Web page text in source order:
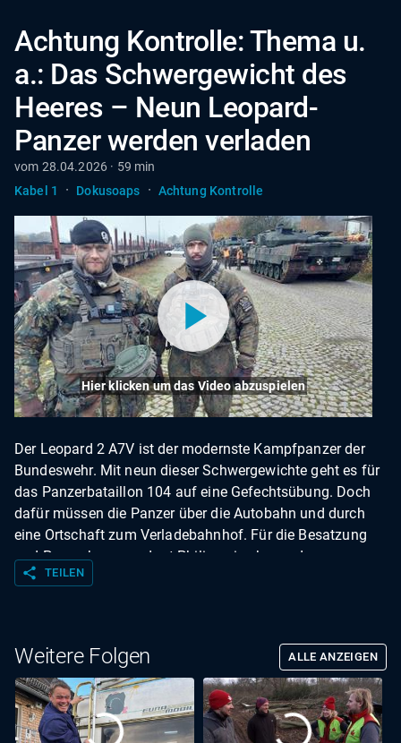
Achtung Kontrolle: Thema u.
a.: Das Schwergewicht des
Heeres – Neun Leopard-
Panzer werden verladen
vom 28.04.2026 · 59 min
Kabel 1
· Dokusoaps · Achtung Kontrolle
Hier klicken um das Video abzuspielen
Der Leopard 2 A7V ist der modernste Kampfpanzer der
Bundeswehr. Mit neun dieser Schwergewichte geht es für
das Panzerbataillon 104 auf eine Gefechtsübung. Doch
dafür müssen die Panzer über die Autobahn und durch
eine Ortschaft zum Verladebahnhof. Für die Besatzung
und Panzerkommandant Philipp eine besondere
Herausforderung. Denn Kampfpanzer im öffentlichen
share TEILEN
Weitere Folgen ALLE ANZEIGEN